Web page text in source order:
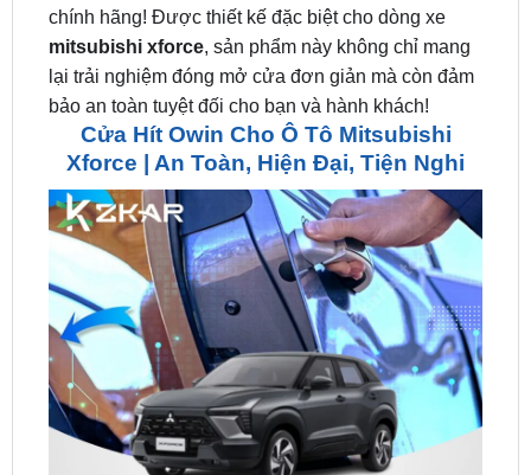
chính hãng! Được thiết kế đặc biệt cho dòng xe
mitsubishi xforce, sản phẩm này không chỉ mang
lại trải nghiệm đóng mở cửa đơn giản mà còn đảm
bảo an toàn tuyệt đối cho bạn và hành khách!
Cửa Hít Owin Cho Ô Tô Mitsubishi
Xforce | An Toàn, Hiện Đại, Tiện Nghi